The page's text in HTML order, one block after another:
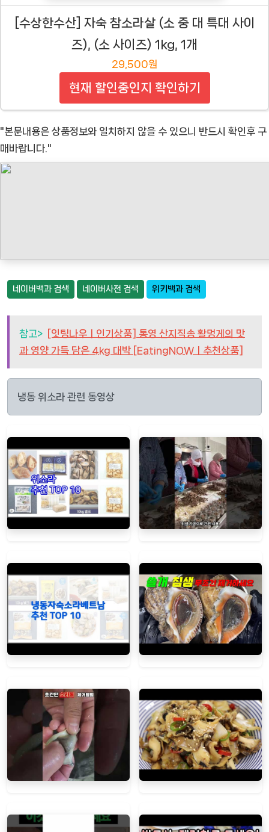
[수상한수산] 자숙 참소라살 (소 중 대 특대 사이
즈), (소 사이즈) 1kg, 1개
29,500원
현재 할인중인지 확인하기
"본문내용은 상품정보와 일치하지 않을 수 있으니 반드시 확인후 구
매바랍니다."
네이버백과 검색 네이버사전 검색 위키백과 검색
참고> [잇팅나우ㅣ인기상품] 통영 산지직송 활멍게의 맛
과 영양 가득 담은 4kg 대박 [EatingNOWㅣ추천상품]
냉동 위소라 관련 동영상